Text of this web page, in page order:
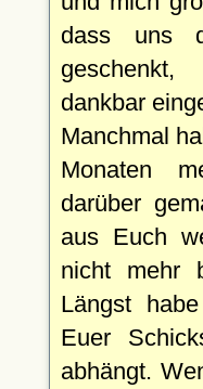
dass uns
dankbar
Manchmal
Monaten
darüber
aus Euch
nicht mehr
Längst
Euer
abhängt.